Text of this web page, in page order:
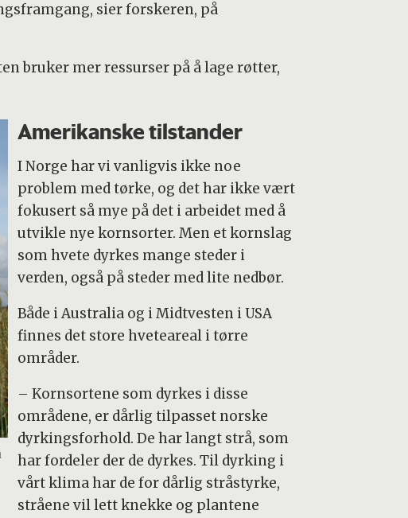
sier forskeren, på
bruker mer ressurser på å lage røtter,
Amerikanske tilstander
I Norge har vi vanligvis ikke noe
problem med tørke, og det har ikke vært
fokusert så mye på det i arbeidet med å
utvikle nye kornsorter. Men et kornslag
som hvete dyrkes mange steder i
verden, også på steder med lite nedbør.
Både i Australia og i Midtvesten i USA
finnes det store hveteareal i tørre
områder.
– Kornsortene som dyrkes i disse
områdene, er dårlig tilpasset norske
dyrkingsforhold. De har langt strå, som
har fordeler der de dyrkes. Til dyrking i
vårt klima har de for dårlig stråstyrke,
stråene vil lett knekke og plantene